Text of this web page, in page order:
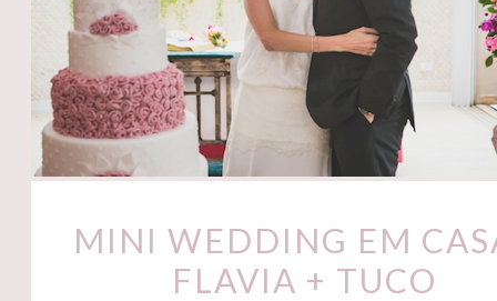
MINI WEDDING EM
FLAVIA + TUCO